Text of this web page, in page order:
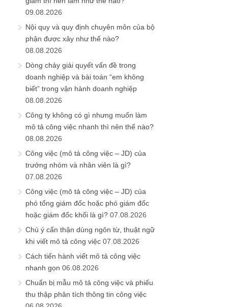
09.08.2026
Nội quy và quy định chuyên môn của bộ
phận được xây như thế nào?
08.08.2026
Dòng chảy giải quyết vấn đề trong
doanh nghiệp và bài toán “em không
biết” trong vận hành doanh nghiệp
08.08.2026
Công ty không có gì nhưng muốn làm
mô tả công việc nhanh thì nên thế nào?
08.08.2026
Công việc (mô tả công việc – JD) của
trưởng nhóm và nhân viên là gì?
07.08.2026
Công việc (mô tả công việc – JD) của
phó tổng giám đốc hoặc phó giám đốc
hoặc giám đốc khối là gì? 07.08.2026
Chú ý cẩn thận dùng ngôn từ, thuật ngữ
khi viết mô tả công việc 07.08.2026
Cách tiến hành viết mô tả công việc
nhanh gọn 06.08.2026
Chuẩn bị mẫu mô tả công việc và phiếu
thu thập phân tích thông tin công việc